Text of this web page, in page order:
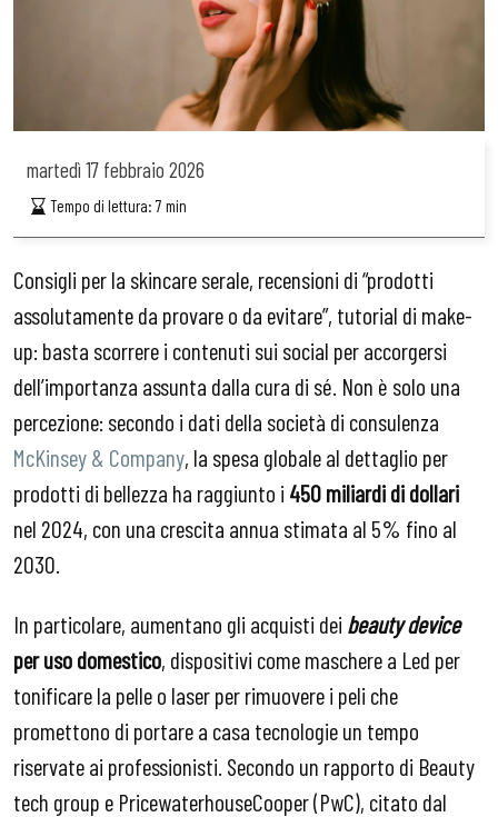
martedì 17 febbraio 2026
Tempo di lettura:7 min
Consigli per la skincare serale, recensioni di “prodotti
assolutamente da provare o da evitare”, tutorial di make-
up: basta scorrere i contenuti sui social per accorgersi
dell’importanza assunta dalla cura di sé. Non è solo una
percezione: secondo i dati della società di consulenza
McKinsey & Company, la spesa globale al dettaglio per
prodotti di bellezza ha raggiunto i 450 miliardi di dollari
nel 2024, con una crescita annua stimata al 5% fino al
2030.
In particolare, aumentano gli acquisti dei beauty device
per uso domestico, dispositivi come maschere a Led per
tonificare la pelle o laser per rimuovere i peli che
promettono di portare a casa tecnologie un tempo
riservate ai professionisti. Secondo un rapporto di Beauty
tech group e PricewaterhouseCooper (PwC), citato dal